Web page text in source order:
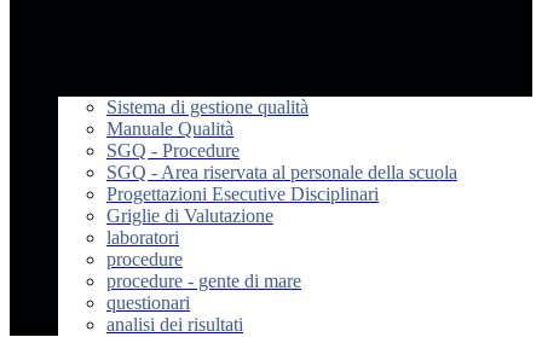
Sistema di gestione qualità
Manuale Qualità
SGQ - Procedure
SGQ - Area riservata al personale della scuola
Progettazioni Esecutive Disciplinari
Griglie di Valutazione
laboratori
procedure
procedure - gente di mare
questionari
analisi dei risultati